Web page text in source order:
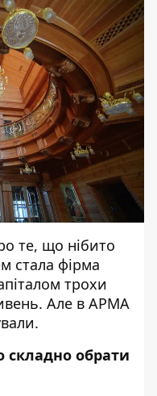
те, що нібито
стала фірма
трохи
Але в АРМА
складно обрати